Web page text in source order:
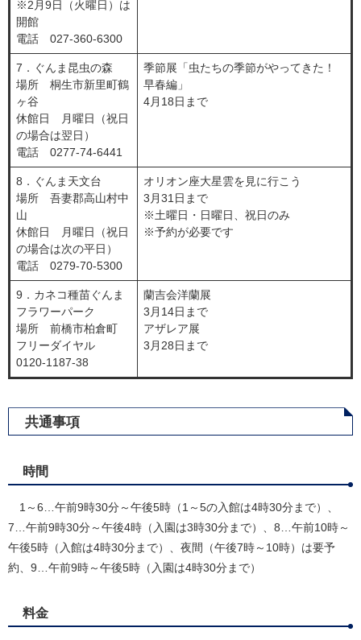
※2月9日（火曜日）は
開館
電話 027-360-6300
7．ぐんま昆虫の森
場所 桐生市新里町鶴
ヶ谷
休館日 月曜日（祝日
の場合は翌日）
電話 0277-74-6441
季節展「虫たちの季節がやってきた！
早春編」
4月18日まで
8．ぐんま天文台
場所 吾妻郡高山村中
山
休館日 月曜日（祝日
の場合は次の平日）
電話 0279-70-5300
オリオン座大星雲を見に行こう
3月31日まで
※土曜日・日曜日、祝日のみ
※予約が必要です
9．カネコ種苗ぐんま
フラワーパーク
場所 前橋市柏倉町
フリーダイヤル
0120-1187-38
蘭吉会洋蘭展
3月14日まで
アザレア展
3月28日まで
共通事項
時間
1～6…午前9時30分～午後5時（1～5の入館は4時30分まで）、
7…午前9時30分～午後4時（入園は3時30分まで）、8…午前10時～
午後5時（入館は4時30分まで）、夜間（午後7時～10時）は要予
約、9…午前9時～午後5時（入園は4時30分まで）
料金